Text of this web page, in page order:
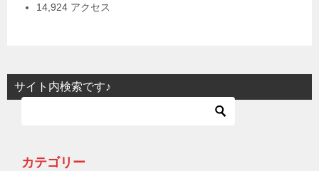
14,924 アクセス
サイト内検索です♪
カテゴリー